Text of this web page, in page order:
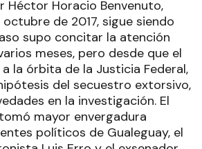
Héctor Horacio Benvenuto,
de 2017, sigue siendo
supo concitar la atención
meses, pero desde que el
la órbita de la Justicia Federal,
del secuestro extorsivo,
en la investigación. El
mayor envergadura
políticos de Gualeguay, el